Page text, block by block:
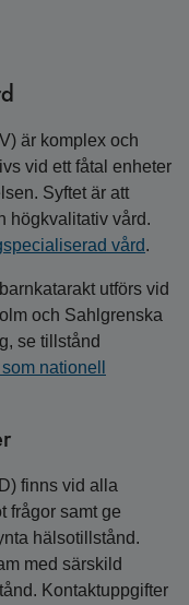
är komplex och
vid ett fåtal enheter
Syftet är att
högkvalitativ vård.
vård.
utförs vid
och Sahlgrenska
se tillstånd
nationell
finns vid alla
frågor samt ge
hälsotillstånd.
med särskild
Kontaktuppgifter